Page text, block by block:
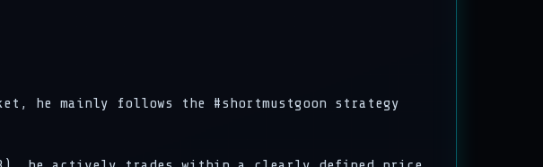
he mainly follows the #shortmustgoon strategy